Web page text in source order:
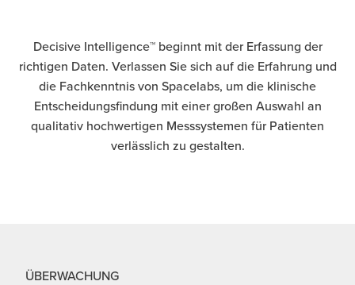
Decisive Intelligence™ beginnt mit der Erfassung der
richtigen Daten. Verlassen Sie sich auf die Erfahrung und
die Fachkenntnis von Spacelabs, um die klinische
Entscheidungsfindung mit einer großen Auswahl an
qualitativ hochwertigen Messsystemen für Patienten
verlässlich zu gestalten.
ÜBERWACHUNG